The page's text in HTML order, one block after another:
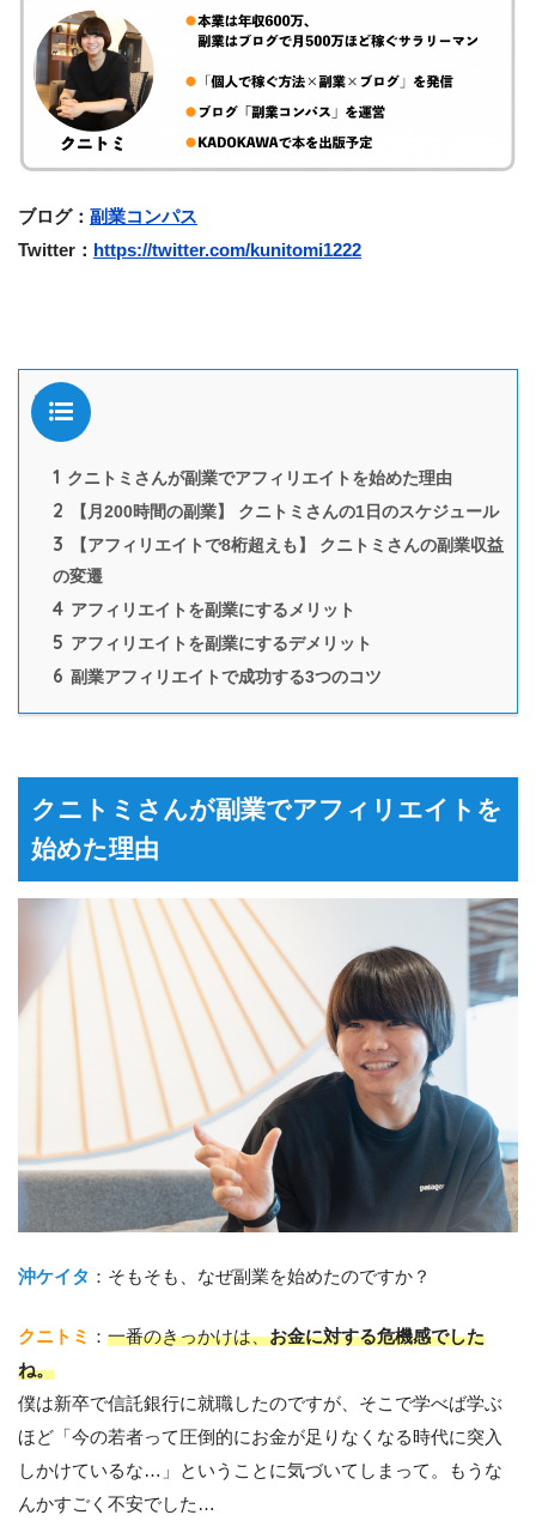
ブログ： 副業コンパス
Twitter： https://twitter.com/kunitomi1222
目次
1 クニトミさんが副業でアフィリエイトを始めた理由
2 【月200時間の副業】 クニトミさんの1日のスケジュール
3
【アフィリエイトで8桁超えも】 クニトミさんの副業収益
の変遷
4 アフィリエイトを副業にするメリット
5 アフィリエイトを副業にするデメリット
6 副業アフィリエイトで成功する3つのコツ
クニトミさんが副業でアフィリエイトを
始めた理由
沖ケイタ ：そもそも、なぜ副業を始めたのですか？
クニトミ ： 一番のきっかけは、お金に対する危機感でした
ね。
僕は新卒で信託銀行に就職したのですが、そこで学べば学ぶ
ほど「今の若者って圧倒的にお金が足りなくなる時代に突入
しかけているな…」ということに気づいてしまって。もうな
んかすごく不安でした…